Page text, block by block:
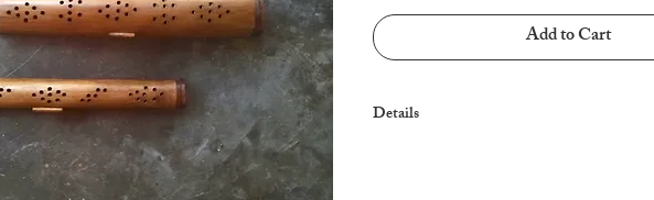
Add to Cart
Details